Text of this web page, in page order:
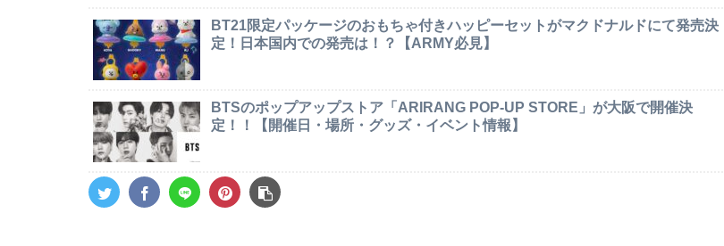
BT21限定パッケージのおもちゃ付きハッピーセットがマクドナルドにて発売決
定！日本国内での発売は！？【ARMY必見】
BTSのポップアップストア「ARIRANG POP-UP STORE」が大阪で開催決
定！！【開催日・場所・グッズ・イベント情報】